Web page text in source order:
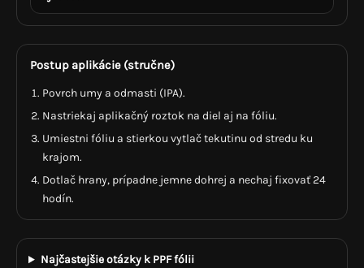
Postup aplikácie (stručne)
Povrch umy a odmasti (IPA).
Nastriekaj aplikačný roztok na diel aj na fóliu.
Umiestni fóliu a stierkou vytlač tekutinu od stredu ku
krajom.
Dotlač hrany, prípadne jemne dohrej a nechaj fixovať 24
hodín.
Najčastejšie otázky k PPF fólii